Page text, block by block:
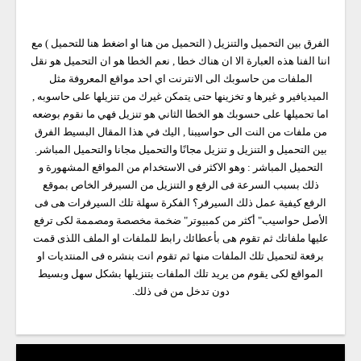
الفرق بين التحميل والتنزيل ( التحميل من هنا او اضغط هنا للتحميل ) مع
اننا الفنا هذه العبارة الا ان هناك خطا , نعم الخطا هو ان التحميل هو نقل
الملفات من حاسوبك الى الانترنت اي احد مواقع المعروفة مثل
الميديافير و غيرها و تخزينها حتى يتمكن غيرك من تنزيلها على حاسوبه ,
اما تحميلها على حسوبك هو الخطا الثاني هو تنزيل فهي ما نقوم بوضعه
من ملفات من النت الى حواسيبنا , اليك في هذا المقال البسيط الفرق
بين التحميل و التنزيل و تنزيل مجانًا والتحميل مجانا والتحميل المباشر.
التحميل المباشر : وهو الاكثر فى الاستخدام من المواقع المشهورة و
ذلك بسبب السرعة فى الرفع و التنزيل من السيرفر الخاص بموقع
الرفع كيفية عمل ذلك السيرفر؟ الفكرة سهلة تلك السيرفرات هى فى
الأصل حواسيب" أكثر من كمبيوتر" ضخمة مخصصة ومصممة لكى ترفع
عليها ملفاتك ثم تقوم هى بأعطائك رابط للملفات او الملف اللذى قمت
برفعة لتحميل تلك الملفات منها ثم تقوم انت بنشره فى المنتديات او
المواقع لكى يقوم من يريد تلك الملفات بتنزيلها بشكل سهل وبسيط
دون تدخل من فى ذلك.